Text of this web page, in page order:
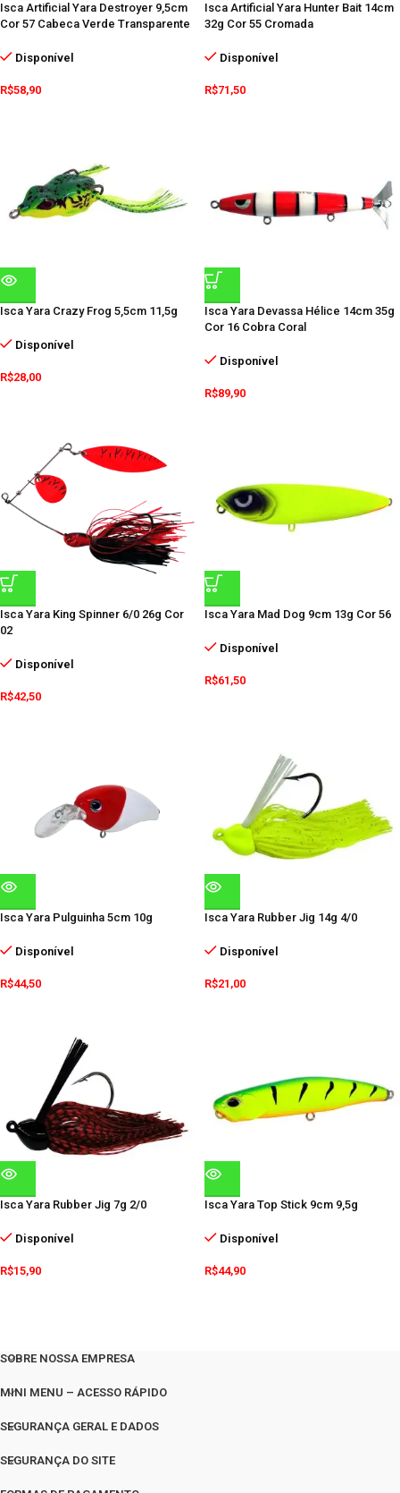
Isca Artificial Yara Destroyer 9,5cm
Cor 57 Cabeca Verde Transparente
Disponível
R$58,90
Isca Artificial Yara Hunter Bait 14cm
32g Cor 55 Cromada
Disponível
R$71,50
Isca Yara Crazy Frog 5,5cm 11,5g
Disponível
R$28,00
Isca Yara Devassa Hélice 14cm 35g
Cor 16 Cobra Coral
Disponível
R$89,90
Isca Yara King Spinner 6/0 26g Cor
02
Disponível
R$42,50
Isca Yara Mad Dog 9cm 13g Cor 56
Disponível
R$61,50
Isca Yara Pulguinha 5cm 10g
Disponível
R$44,50
Isca Yara Rubber Jig 14g 4/0
Disponível
R$21,00
Isca Yara Rubber Jig 7g 2/0
Disponível
R$15,90
Isca Yara Top Stick 9cm 9,5g
Disponível
R$44,90
SOBRE NOSSA EMPRESA
MINI MENU – ACESSO RÁPIDO
SEGURANÇA GERAL E DADOS
SEGURANÇA DO SITE